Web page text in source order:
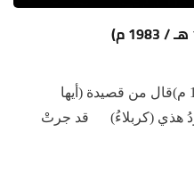
محسَّد المظفر (ولد 1403 هـ / 1983 م)قال من قصيدة (أيها
الموعودُ هذي (كربلاءُ) قد جرتْ